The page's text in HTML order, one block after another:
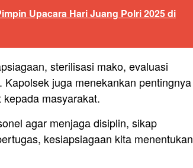
Upacara Hari Juang Polri 2025 di
sterilisasi mako, evaluasi
juga menekankan pentingnya
masyarakat.
agar menjaga disiplin, sikap
kesiapsiagaan kita menentukan